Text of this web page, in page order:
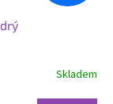
Skladem